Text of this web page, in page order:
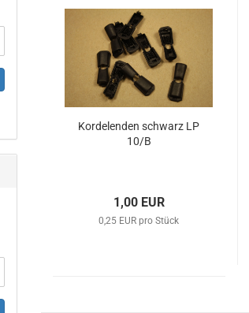
Kordelenden schwarz LP
10/B
1,00 EUR
0,25 EUR pro Stück